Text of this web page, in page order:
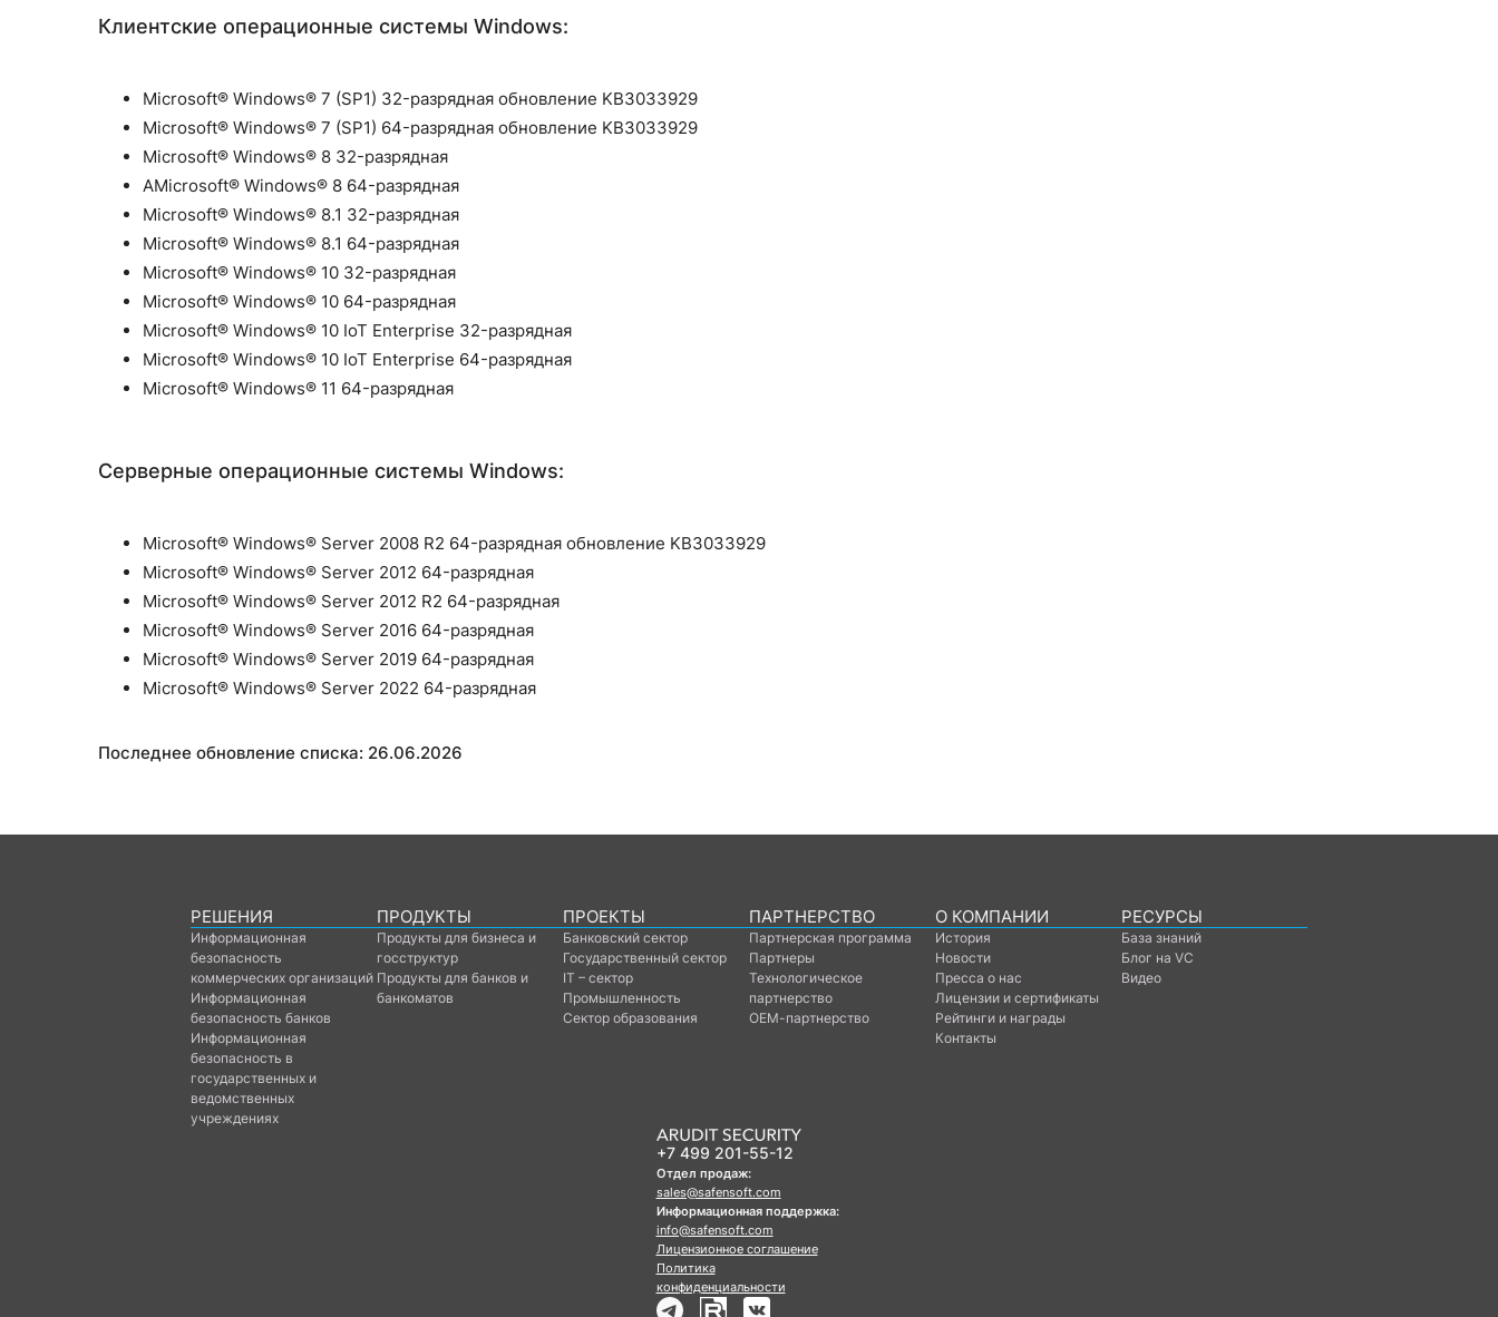
Клиентские операционные системы Windows:
Microsoft® Windows® 7 (SP1) 32-разрядная обновление KB3033929
Microsoft® Windows® 7 (SP1) 64-разрядная обновление KB3033929
Microsoft® Windows® 8 32-разрядная
АMicrosoft® Windows® 8 64-разрядная
Microsoft® Windows® 8.1 32-разрядная
Microsoft® Windows® 8.1 64-разрядная
Microsoft® Windows® 10 32-разрядная
Microsoft® Windows® 10 64-разрядная
Microsoft® Windows® 10 IoT Enterprise 32-разрядная
Microsoft® Windows® 10 IoT Enterprise 64-разрядная
Microsoft® Windows® 11 64-разрядная
Серверные операционные системы Windows:
Microsoft® Windows® Server 2008 R2 64-разрядная обновление KB3033929
Microsoft® Windows® Server 2012 64-разрядная
Microsoft® Windows® Server 2012 R2 64-разрядная
Microsoft® Windows® Server 2016 64-разрядная
Microsoft® Windows® Server 2019 64-разрядная
Microsoft® Windows® Server 2022 64-разрядная
Последнее обновление списка: 26.06.2026
РЕШЕНИЯ
Информационная
безопасность
коммерческих организаций
Информационная
безопасность банков
Информационная
безопасность в
государственных и
ведомственных
учреждениях
ПРОДУКТЫ
Продукты для бизнеса и
госструктур
Продукты для банков и
банкоматов
ПРОЕКТЫ
Банковский сектор
Государственный сектор
IT – сектор
Промышленность
Сектор образования
ПАРТНЕРСТВО
Партнерская программа
Партнеры
Технологическое
партнерство
ОЕМ-партнерство
О КОМПАНИИ
История
Новости
Пресса о нас
Лицензии и сертификаты
Рейтинги и награды
Контакты
РЕСУРСЫ
База знаний
Блог на VC
Видео
+7 499 201-55-12
Отдел продаж:
sales@safensoft.com
Информационная поддержка:
info@safensoft.com
Лицензионное соглашение
Политика
конфиденциальности